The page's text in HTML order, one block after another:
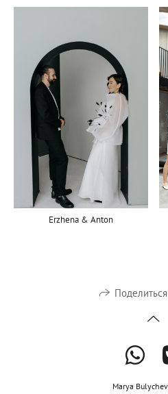
Erzhena & Anton
Marya